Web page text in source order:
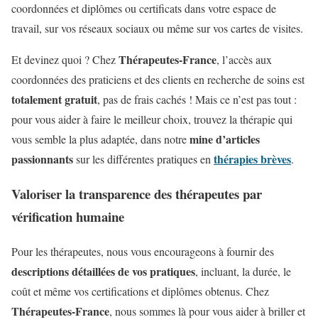
coordonnées et diplômes ou certificats dans votre espace de
travail, sur vos réseaux sociaux ou même sur vos cartes de visites.
Et devinez quoi ? ChezThérapeutes-France, l’accès aux
coordonnées des praticiens et des clients en recherche de soins est
totalement gratuit, pas de frais cachés ! Mais ce n’est pas tout :
pour vous aider à faire le meilleur choix, trouvez la thérapie qui
vous semble la plus adaptée, dans notremine d’articles
passionnantssur les différentes pratiques enthérapies brèves.
Valoriser la transparence des thérapeutes par
vérification humaine
Pour les thérapeutes, nous vous encourageons à fournir des
descriptions détaillées de vos pratiques, incluant, la durée, le
coût et même vos certifications et diplômes obtenus. Chez
Thérapeutes-France, nous sommes là pour vous aider à briller et